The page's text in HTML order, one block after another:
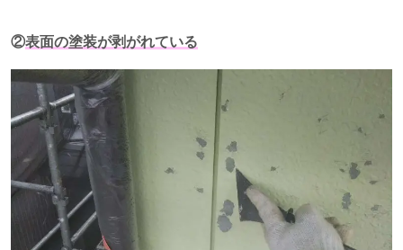
②表面の塗装が剥がれている